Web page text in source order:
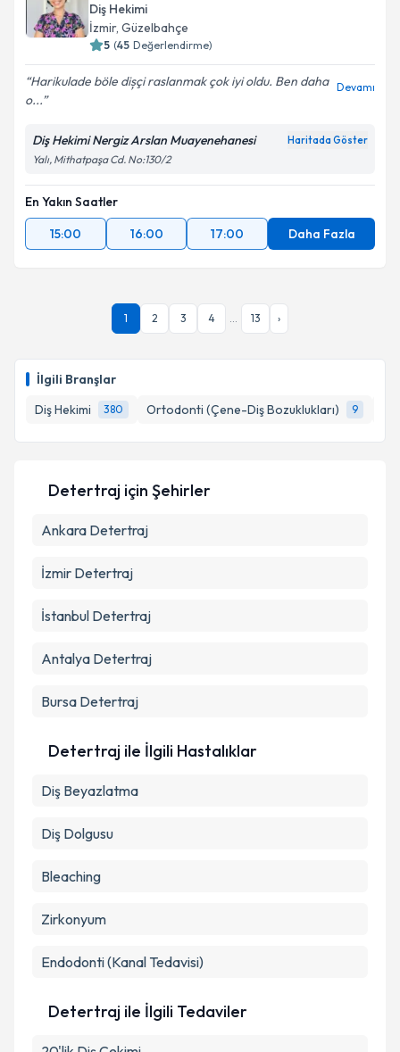
İlgili Branşlar
Diş Hekimi
380 Ortodonti (Çene-Diş Bozuklukları) 9
Diş Hekimi
İzmir, Güzelbahçe
5 (45 Değerlendirme)
Harikulade böle dișçi raslanmak çok iyi oldu. Ben daha
o...
Devamı
Diş Hekimi Nergiz Arslan Muayenehanesi Haritada Göster
Yalı, Mithatpaşa Cd. No:130/2
En Yakın Saatler
15:00
16:00 17:00 Daha Fazla
1 2 3 4 ... 13 ›
Detertraj için Şehirler
Ankara Detertraj
İzmir Detertraj
İstanbul Detertraj
Antalya Detertraj
Bursa Detertraj
Detertraj ile İlgili Hastalıklar
Diş Beyazlatma
Diş Dolgusu
Bleaching
Zirkonyum
Endodonti (Kanal Tedavisi)
Detertraj ile İlgili Tedaviler